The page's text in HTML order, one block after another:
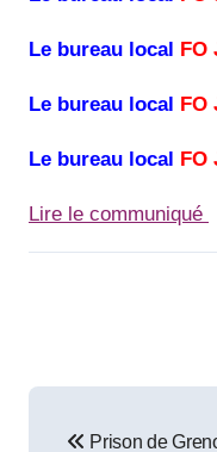
Le bureau local FO
Le bureau local FO
Le bureau local FO
Lire le communiqué
Prison de